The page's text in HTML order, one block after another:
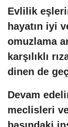
Evlilik
hayatın iyi
omuzlama
karşılıklı
dinen de
Devam
meclisleri